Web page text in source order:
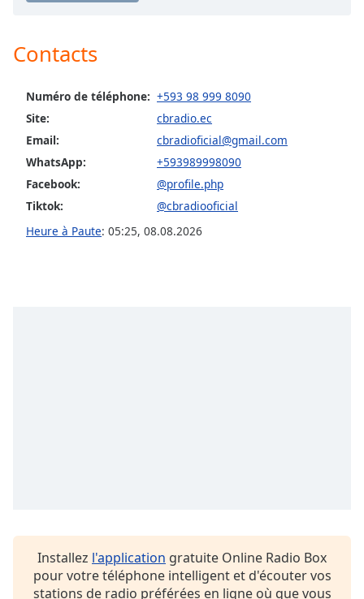
Descriptions
off,
selected
subtitles
settings
subtitles
window.
Beginning
Contacts
Numéro de téléphone: +593 98 999 8090
Site:
cbradio.ec
Email:
cbradioficial@gmail.com
WhatsApp:
+593989998090
Facebook:
@profile.php
Tiktok:
@cbradiooficial
Heure à Paute: 05:25, 08.08.2026
Installez l'application gratuite Online Radio Box
pour votre téléphone intelligent et d'écouter vos
stations de radio préférées en ligne où que vous